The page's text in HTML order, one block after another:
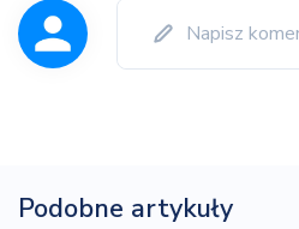
Podobne artykuły